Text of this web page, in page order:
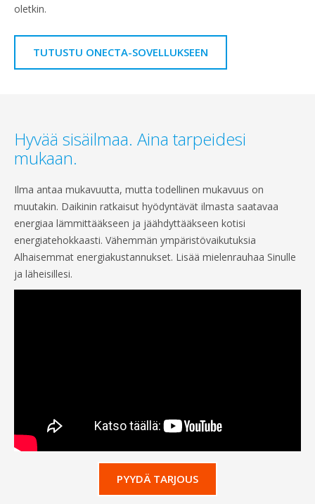
oletkin.
TUTUSTU ONECTA-SOVELLUKSEEN
Hyvää sisäilmaa. Aina tarpeidesi
mukaan.
Ilma antaa mukavuutta, mutta todellinen mukavuus on
muutakin. Daikinin ratkaisut hyödyntävät ilmasta saatavaa
energiaa lämmittääkseen ja jäähdyttääkseen kotisi
energiatehokkaasti. Vähemmän ympäristövaikutuksia
Alhaisemmat energiakustannukset. Lisää mielenrauhaa Sinulle
ja läheisillesi.
PYYDÄ TARJOUS